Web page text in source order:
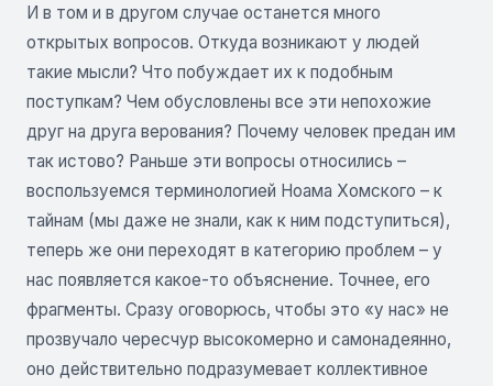
И в том и в другом случае останется много
открытых вопросов. Откуда возникают у людей
такие мысли? Что побуждает их к подобным
поступкам? Чем обусловлены все эти непохожие
друг на друга верования? Почему человек предан им
так истово? Раньше эти вопросы относились –
воспользуемся терминологией Ноама Хомского – к
тайнам (мы даже не знали, как к ним подступиться),
теперь же они переходят в категорию проблем – у
нас появляется какое-то объяснение. Точнее, его
фрагменты. Сразу оговорюсь, чтобы это «у нас» не
прозвучало чересчур высокомерно и самонадеянно,
оно действительно подразумевает коллективное